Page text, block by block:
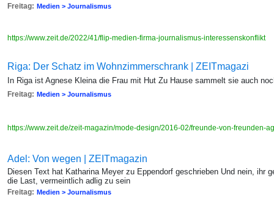
Freitag: Medien > Journalismus
https://www.zeit.de/2022/41/flip-medien-firma-journalismus-interessenskonflikt
Riga: Der Schatz im Wohnzimmerschrank | ZEITmagazi
In Riga ist Agnese Kleina die Frau mit Hut Zu Hause sammelt sie auch
Freitag: Medien > Journalismus
https://www.zeit.de/zeit-magazin/mode-design/2016-02/freunde-von-freunden-
Adel: Von wegen | ZEITmagazin
Diesen Text hat Katharina Meyer zu Eppendorf geschrieben Und nein, ihr
die Last, vermeintlich adlig zu sein
Freitag: Medien > Journalismus